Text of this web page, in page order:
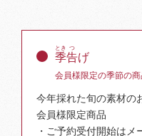
季
とき
告
つ
げ
会員様限定の季節の
今年採れた旬の素材の
会員様限定商品
・ご予約受付開始は